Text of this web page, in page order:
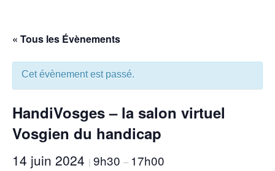
« Tous les Évènements
Cet évènement est passé.
HandiVosges – la salon virtuel
Vosgien du handicap
14 juin 2024 | 9h30 – 17h00